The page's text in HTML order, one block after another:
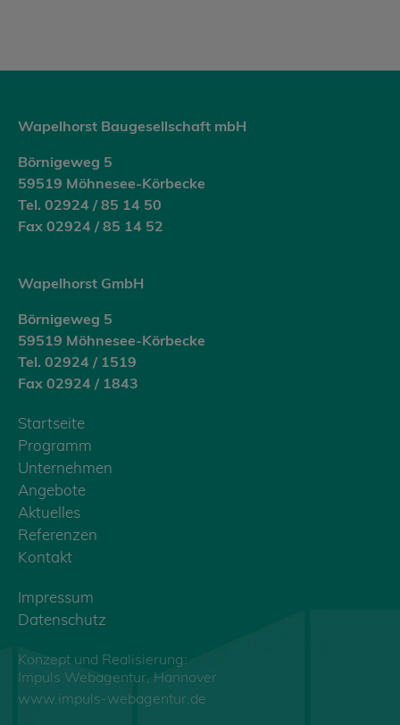
Wapelhorst Baugesellschaft mbH
Börnigeweg 5
59519 Möhnesee-Körbecke
Tel. 02924 / 85 14 50
Fax 02924 / 85 14 52
Wapelhorst GmbH
Börnigeweg 5
59519 Möhnesee-Körbecke
Tel. 02924 / 1519
Fax 02924 / 1843
Startseite
Programm
Unternehmen
Angebote
Aktuelles
Referenzen
Kontakt
Impressum
Datenschutz
Konzept und Realisierung:
Impuls Webagentur, Hannover
www.impuls-webagentur.de